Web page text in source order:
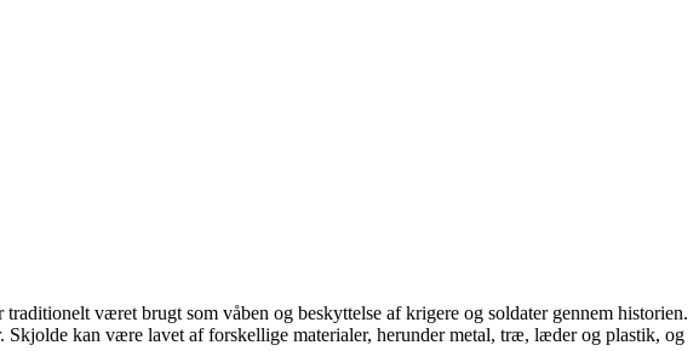
været brugt som våben og beskyttelse af krigere og soldater gennem historien.
kan være lavet af forskellige materialer, herunder metal, træ, læder og plastik, og